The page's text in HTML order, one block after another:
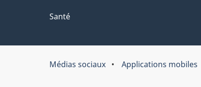
Santé
À
Médias sociaux Applications mobiles